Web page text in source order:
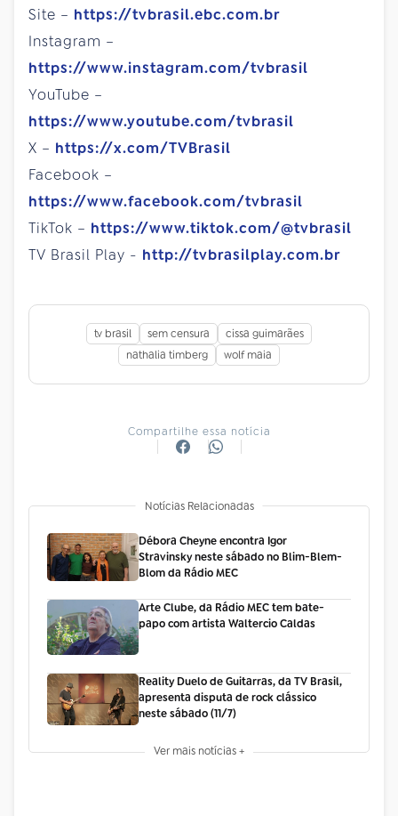
Site – https://tvbrasil.ebc.com.br
Instagram –
https://www.instagram.com/tvbrasil
YouTube –
https://www.youtube.com/tvbrasil
X – https://x.com/TVBrasil
Facebook –
https://www.facebook.com/tvbrasil
TikTok – https://www.tiktok.com/@tvbrasil
TV Brasil Play - http://tvbrasilplay.com.br
tv brasil sem censura
cissa guimarães
nathalia timberg
wolf maia
Compartilhe essa notícia
Notícias Relacionadas
Débora Cheyne encontra Igor
Stravinsky neste sábado no Blim-Blem-
Blom da Rádio MEC
Arte Clube, da Rádio MEC tem bate-
papo com artista Waltercio Caldas
Reality Duelo de Guitarras, da TV Brasil,
apresenta disputa de rock clássico
neste sábado (11/7)
Ver mais notícias +